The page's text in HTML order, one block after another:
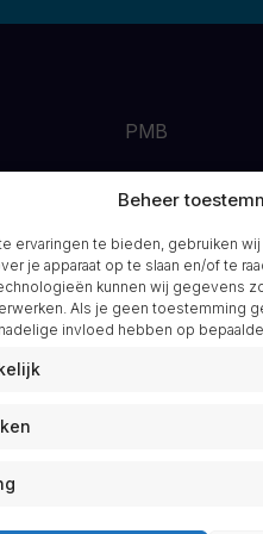
Beheer
ervaringen te bieden, gebruiken
je apparaat op te slaan en/of te
kunnen wij gegevens
Als je geen toestemming
invloed hebben op
PMB
Over ons
Contact
Projecten